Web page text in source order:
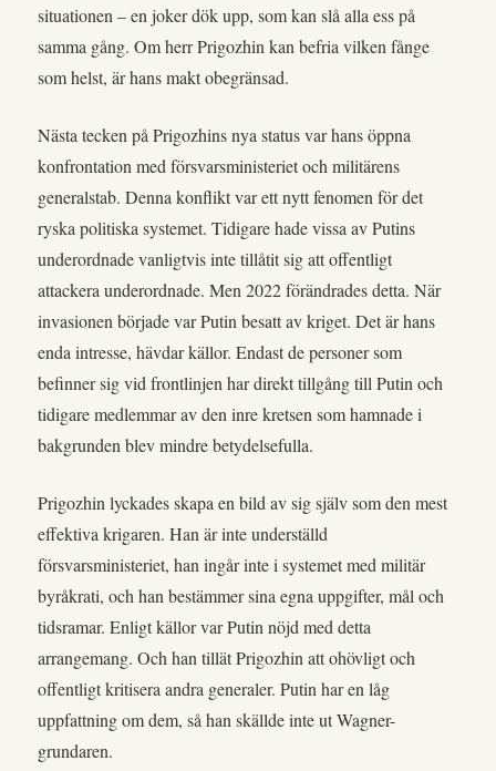
situationen – en joker dök upp, som kan slå alla ess på
samma gång. Om herr Prigozhin kan befria vilken fånge
som helst, är hans makt obegränsad.
Nästa tecken på Prigozhins nya status var hans öppna
konfrontation med försvarsministeriet och militärens
generalstab. Denna konflikt var ett nytt fenomen för det
ryska politiska systemet. Tidigare hade vissa av Putins
underordnade vanligtvis inte tillåtit sig att offentligt
attackera underordnade. Men 2022 förändrades detta. När
invasionen började var Putin besatt av kriget. Det är hans
enda intresse, hävdar källor. Endast de personer som
befinner sig vid frontlinjen har direkt tillgång till Putin och
tidigare medlemmar av den inre kretsen som hamnade i
bakgrunden blev mindre betydelsefulla.
Prigozhin lyckades skapa en bild av sig själv som den mest
effektiva krigaren. Han är inte underställd
försvarsministeriet, han ingår inte i systemet med militär
byråkrati, och han bestämmer sina egna uppgifter, mål och
tidsramar. Enligt källor var Putin nöjd med detta
arrangemang. Och han tillät Prigozhin att ohövligt och
offentligt kritisera andra generaler. Putin har en låg
uppfattning om dem, så han skällde inte ut Wagner-
grundaren.